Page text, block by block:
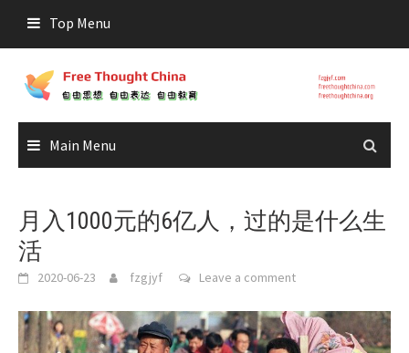
content
Top Menu
Main Menu
月入1000元的6亿人，过的是什么生
活
2020-06-23 fzgjyf Leave a comment